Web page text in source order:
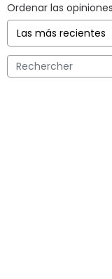
Ordenar las opiniones